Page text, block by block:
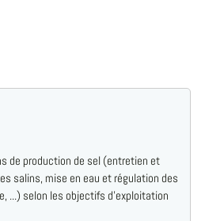
de production de sel (entretien et
salins, mise en eau et régulation des
...) selon les objectifs d'exploitation